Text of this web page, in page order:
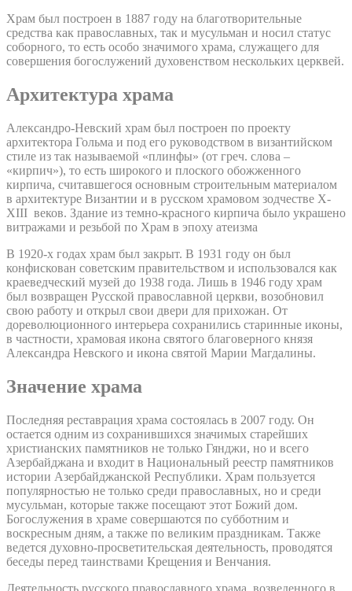
Храм был построен в 1887 году на благотворительные
средства как православных, так и мусульман и носил статус
соборного, то есть особо значимого храма, служащего для
совершения богослужений духовенством нескольких церквей.
Архитектура храма
Александро-Невский храм был построен по проекту
архитектора Гольма и под его руководством в византийском
стиле из так называемой «плинфы» (от греч. слова –
«кирпич»), то есть широкого и плоского обожженного
кирпича, считавшегося основным строительным материалом
в архитектуре Византии и в русском храмовом зодчестве X-
XIII веков. Здание из темно-красного кирпича было украшено
витражами и резьбой по Храм в эпоху атеизма
В 1920-х годах храм был закрыт. В 1931 году он был
конфискован советским правительством и использовался как
краеведческий музей до 1938 года. Лишь в 1946 году храм
был возвращен Русской православной церкви, возобновил
свою работу и открыл свои двери для прихожан. От
дореволюционного интерьера сохранились старинные иконы,
в частности, храмовая икона святого благоверного князя
Александра Невского и икона святой Марии Магдалины.
Значение храма
Последняя реставрация храма состоялась в 2007 году. Он
остается одним из сохранившихся значимых старейших
христианских памятников не только Гянджи, но и всего
Азербайджана и входит в Национальный реестр памятников
истории Азербайджанской Республики. Храм пользуется
популярностью не только среди православных, но и среди
мусульман, которые также посещают этот Божий дом.
Богослужения в храме совершаются по субботним и
воскресным дням, а также по великим праздникам. Также
ведется духовно-просветительская деятельность, проводятся
беседы перед таинствами Крещения и Венчания.
Деятельность русского православного храма, возведенного в